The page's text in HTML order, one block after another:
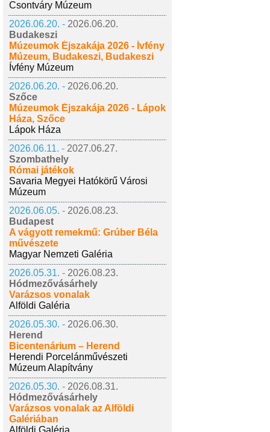
Csontváry Múzeum
2026.06.20. - 2026.06.20.
Budakeszi
Múzeumok Éjszakája 2026 - Ívfény
Múzeum, Budakeszi, Budakeszi
Ívfény Múzeum
2026.06.20. - 2026.06.20.
Szőce
Múzeumok Éjszakája 2026 - Lápok
Háza, Szőce
Lápok Háza
2026.06.11. - 2027.06.27.
Szombathely
Római játékok
Savaria Megyei Hatókörű Városi
Múzeum
2026.06.05. - 2026.08.23.
Budapest
A vágyott remekmű: Grúber Béla
művészete
Magyar Nemzeti Galéria
2026.05.31. - 2026.08.23.
Hódmezővásárhely
Varázsos vonalak
Alföldi Galéria
2026.05.30. - 2026.06.30.
Herend
Bicentenárium – Herend
Herendi Porcelánművészeti
Múzeum Alapítvány
2026.05.30. - 2026.08.31.
Hódmezővásárhely
Varázsos vonalak az Alföldi
Galériában
Alföldi Galéria